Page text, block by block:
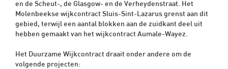
en de Scheut-, de Glasgow- en de Verheydenstraat. Het
Molenbeekse wijkcontract Sluis-Sint-Lazarus grenst aan dit
gebied, terwijl een aantal blokken aan de zuidkant deel uit
hebben gemaakt van het wijkcontract Aumale-Wayez.
Het Duurzame Wijkcontract draait onder andere om de
volgende projecten: